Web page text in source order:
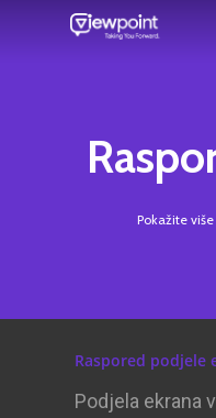
Pokažite
Raspored podjele
Podjela ekrana